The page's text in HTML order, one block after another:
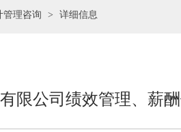
管理咨询 > 详细信息
限公司绩效管理、薪